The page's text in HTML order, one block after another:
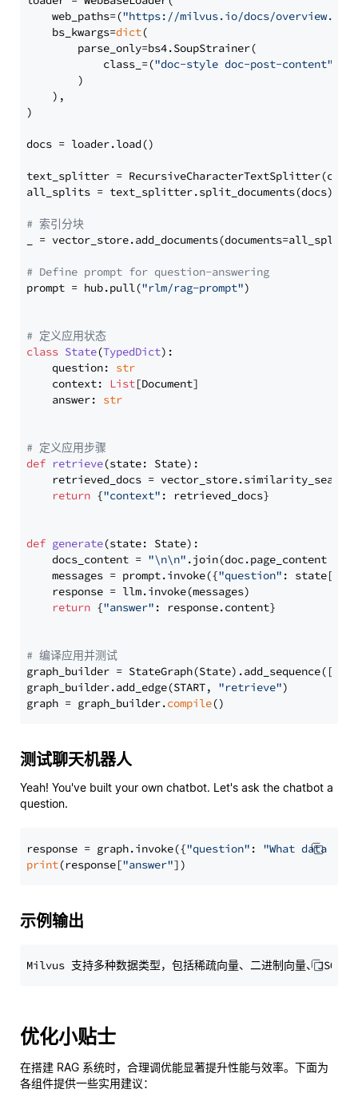
    web_paths=(
"https://milvus.io/docs/overview.md"
    bs_kwargs=
dict(
        parse_only=bs4.SoupStrainer(
            class_=(
"doc-style doc-post-content"
        )
    ),
)
docs = loader.load()
text_splitter =
all_splits = text_splitter.split_documents(docs)
# 索引分块
_ = vector_store.add_documents(documents=all_splits)
# Define prompt for question-answering
prompt = hub.pull("rlm/rag-prompt")
# 定义应用状态
class State(TypedDict):
    question:
str
    context:
List[Document]
    answer:
str
# 定义应用步骤
def retrieve(state: State):
retrieved_docs =
return {"context" : retrieved_docs}
def generate(state: State):
    docs_content =
"\n\n" .join(doc.page_content
    messages = prompt.invoke({
"question" : state[
    response = llm.invoke(messages)
return {"answer" : response.content}
# 编译应用并测试
graph_builder =
graph_builder.add_edge(START, "retrieve")
graph = graph_builder.compile
测试聊天机器人
Yeah! You've built your own chatbot. Let's ask the chatbot a
question.
response = graph.invoke({"question" : "What data
print(response["answer"
示例输出
优化小贴士
在搭建 RAG 系统时，合理调优能显著提升性能与效率。下面为
各组件提供一些实用建议：